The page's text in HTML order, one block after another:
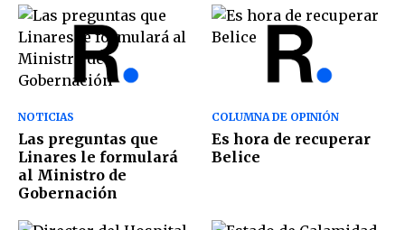
NOTICIAS
Las preguntas que
Linares le formulará
al Ministro de
Gobernación
COLUMNA DE OPINIÓN
Es hora de recuperar
Belice